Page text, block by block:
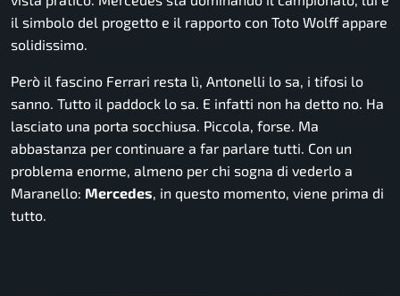
il simbolo del progetto e il rapporto con Toto Wolff appare
solidissimo.
Però il fascino Ferrari resta lì, Antonelli lo sa, i tifosi lo
sanno. Tutto il paddock lo sa. E infatti non ha detto no. Ha
lasciato una porta socchiusa. Piccola, forse. Ma
abbastanza per continuare a far parlare tutti. Con un
problema enorme, almeno per chi sogna di vederlo a
Maranello: Mercedes, in questo momento, viene prima di
tutto.